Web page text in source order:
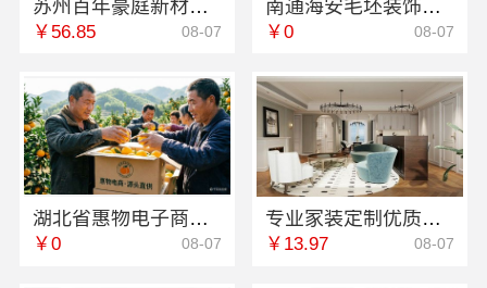
苏州百年豪庭新材料有限公司-相城就近家装服务报价
￥56.85 08-07
南通海安毛坯装饰公司设计-南通宏域全宅装饰建材有限公司
￥0 08-07
湖北省惠物电子商务有限公司最新生鲜食品网站价格
￥0 08-07
专业家装定制优质，嘉兴绿色之家建材科技有限公司
￥13.97 08-07